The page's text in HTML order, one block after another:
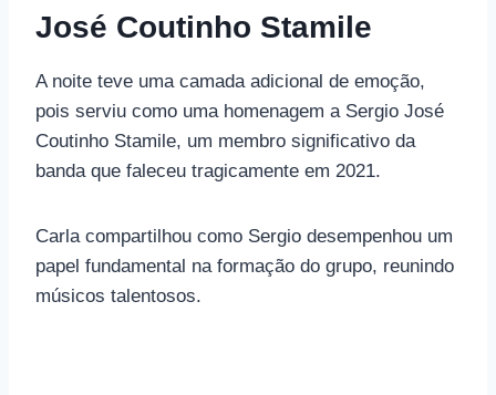
José Coutinho Stamile
A noite teve uma camada adicional de emoção,
pois serviu como uma homenagem a Sergio José
Coutinho Stamile, um membro significativo da
banda que faleceu tragicamente em 2021.
Carla compartilhou como Sergio desempenhou um
papel fundamental na formação do grupo, reunindo
músicos talentosos.